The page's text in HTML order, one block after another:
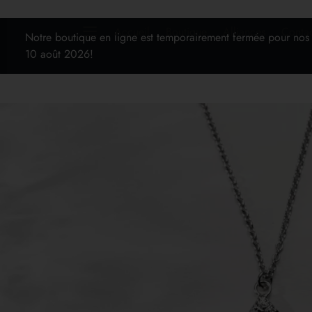
Accueil Boutique Alliances
Notre boutique en ligne est temporairement fermée pour
10 août 2026!